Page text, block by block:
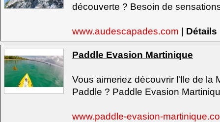
découverte ? Besoin de
www.audescapades.com | Détails
Paddle Evasion Martinique
Vous aimeriez découvrir l'Ile de la
Paddle ? Paddle Evasion
www.paddle-evasion-